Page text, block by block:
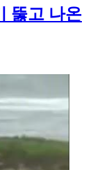
뚫고 나온